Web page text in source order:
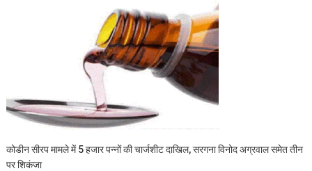
कोडीन सीरप मामले में 5 हजार पन्नों की चार्जशीट दाखिल, सरगना विनोद अग्रवाल समेत तीन
पर शिकंजा